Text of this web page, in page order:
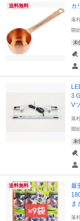
送料無料 カ
落
開
未
3
V
落
開
未
送料無料
最
ま
落